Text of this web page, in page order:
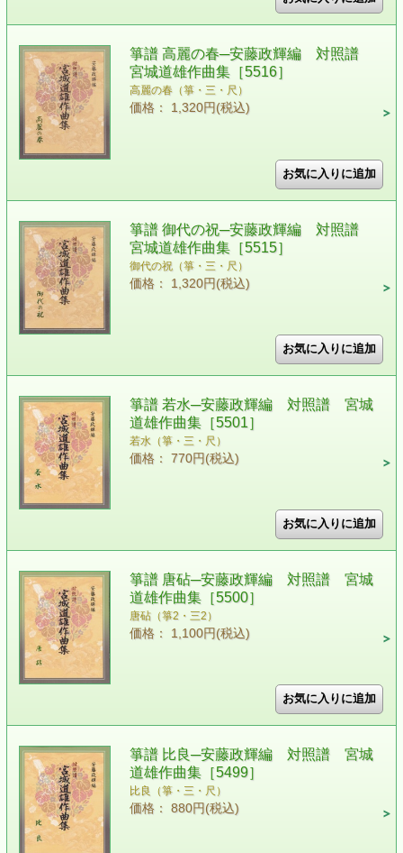
箏譜 高麗の春─安藤政輝編 対照譜
宮城道雄作曲集［5516］
高麗の春（箏・三・尺）
価格： 1,320円(税込)
箏譜 御代の祝─安藤政輝編 対照譜
宮城道雄作曲集［5515］
御代の祝（箏・三・尺）
価格： 1,320円(税込)
箏譜 若水─安藤政輝編 対照譜 宮城
道雄作曲集［5501］
若水（箏・三・尺）
価格： 770円(税込)
箏譜 唐砧─安藤政輝編 対照譜 宮城
道雄作曲集［5500］
唐砧（箏2・三2）
価格： 1,100円(税込)
箏譜 比良─安藤政輝編 対照譜 宮城
道雄作曲集［5499］
比良（箏・三・尺）
価格： 880円(税込)